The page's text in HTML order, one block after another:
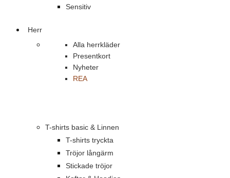
Sensitiv
Herr
Alla herrkläder
Presentkort
Nyheter
REA
T-shirts basic & Linnen
T-shirts tryckta
Tröjor långärm
Stickade tröjor